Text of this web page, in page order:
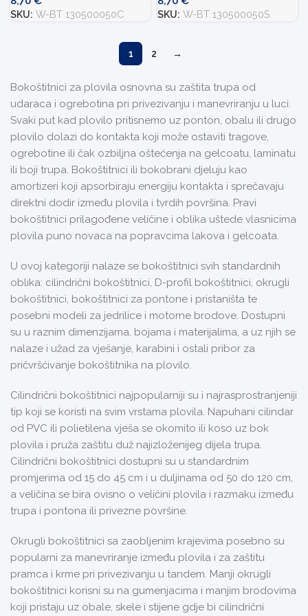
SKU: W-BT 130500050C SKU: W-BT 130500050S
1 2 →
Bokoštitnici za plovila osnovna su zaštita trupa od
udaraca i ogrebotina pri privezivanju i manevriranju u luci.
Svaki put kad plovilo pritisnemo uz ponton, obalu ili drugo
plovilo dolazi do kontakta koji može ostaviti tragove,
ogrebotine ili čak ozbiljna oštećenja na gelcoatu, laminatu
ili boji trupa. Bokoštitnici ili bokobrani djeluju kao
amortizeri koji apsorbiraju energiju kontakta i sprečavaju
direktni dodir između plovila i tvrdih površina. Pravi
bokoštitnici prilagođene veličine i oblika uštede vlasnicima
plovila puno novaca na popravcima lakova i gelcoata.
U ovoj kategoriji nalaze se bokoštitnici svih standardnih
oblika: cilindrični bokoštitnici, D-profil bokoštitnici, okrugli
bokoštitnici, bokoštitnici za pontone i pristaništa te
posebni modeli za jedrilice i motorne brodove. Dostupni
su u raznim dimenzijama, bojama i materijalima, a uz njih se
nalaze i užad za vješanje, karabini i ostali pribor za
pričvršćivanje bokoštitnika na plovilo.
Cilindrični bokoštitnici najpopularniji su i najrasprostranjeniji
tip koji se koristi na svim vrstama plovila. Napuhani cilindar
od PVC ili polietilena vješa se okomito ili koso uz bok
plovila i pruža zaštitu duž najizloženijeg dijela trupa.
Cilindrični bokoštitnici dostupni su u standardnim
promjerima od 15 do 45 cm i u duljinama od 50 do 120 cm,
a veličina se bira ovisno o veličini plovila i razmaku između
trupa i pontona ili privezne površine.
Okrugli bokoštitnici sa zaobljenim krajevima posebno su
popularni za manevriranje između plovila i za zaštitu
pramca i krme pri privezivanju u tandem. Manji okrugli
bokoštitnici korisni su na gumenjacima i manjim brodovima
koji pristaju uz obale, skele i stijene gdje bi cilindrični